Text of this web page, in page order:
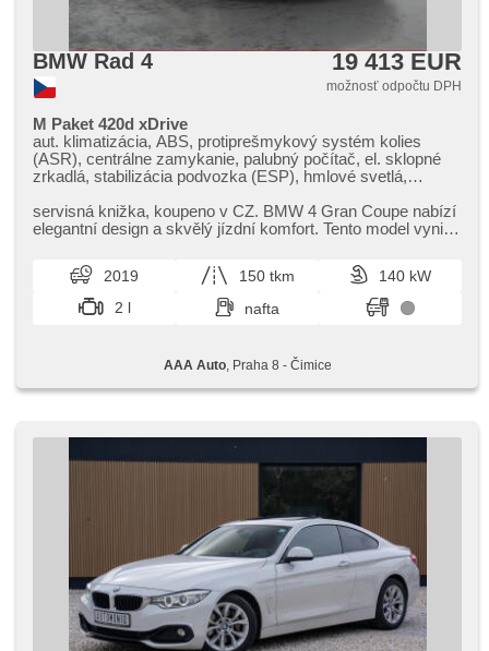
BMW Rad 4 19 413 EUR
možnosť odpočtu DPH
M Paket 420d xDrive
aut. klimatizácia, ABS, protiprešmykový systém kolies
(ASR), centrálne zamykanie, palubný počítač, el. sklopné
zrkadlá, stabilizácia podvozka (ESP), hmlové svetlá,
senzor tlaku v pneumatikách, USB, 8x airbag, posilňovač
riadenia, el. okná, autorádio, aut. prevodovka, pohon 4 x 4
servisná knižka,​ koupeno v CZ. BMW 4 Gran Coupe nabízí
elegantní design a skvělý jízdní komfort. Tento model vyniká
2019 150 tkm
140 kW
2 l
nafta
AAA Auto, Praha 8 - Čimice